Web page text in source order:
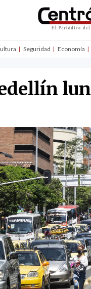
Seguridad Economía